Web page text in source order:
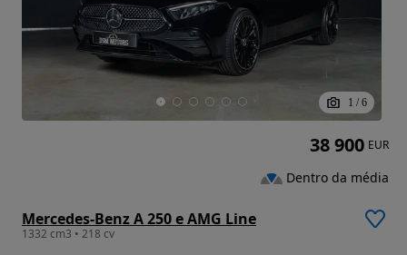
1 / 6
Mercedes-Benz A 250 e AMG Line
1332 cm3 • 218 cv
38 900 EUR
Dentro da média